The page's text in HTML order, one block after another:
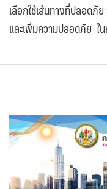
เลือกใช้เส้นทางที่ปลอดภั
และเพิ่มความปลอดภัย ใ